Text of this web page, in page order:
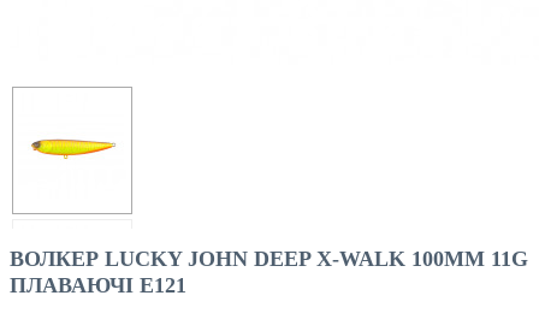
ВОЛКЕР LUCKY JOHN DEEP X-WALK 100MM 11G
ПЛАВАЮЧІ E121